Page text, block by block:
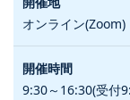
オンライン(Zoom)
9:30～16:30(受付